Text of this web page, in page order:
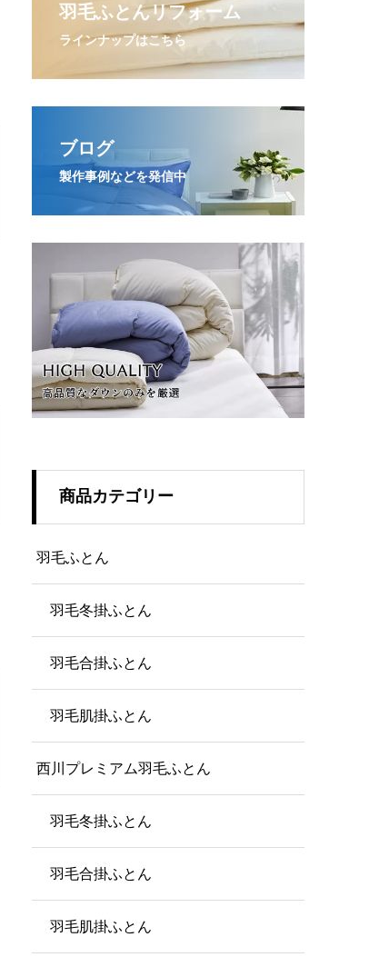
羽毛ふとんリフォーム
ラインナップはこちら
ブログ
製作事例などを発信中
商品カテゴリー
羽毛ふとん
羽毛冬掛ふとん
羽毛合掛ふとん
羽毛肌掛ふとん
西川プレミアム羽毛ふとん
羽毛冬掛ふとん
羽毛合掛ふとん
羽毛肌掛ふとん